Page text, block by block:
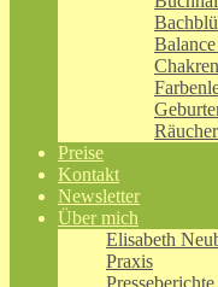
Preise
Kontakt
Newsletter
Über mich
Elisabeth
Praxis
Presseberichte